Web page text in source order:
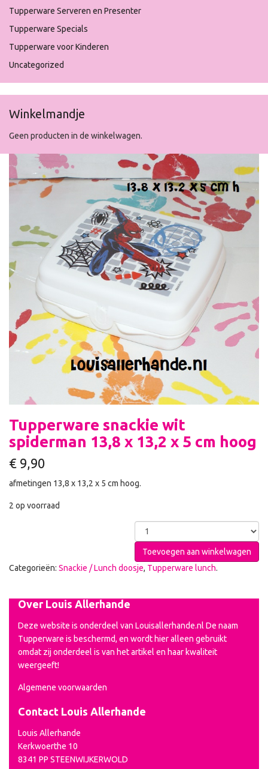
Tupperware Serveren en Presenter
Tupperware Specials
Tupperware voor Kinderen
Uncategorized
Winkelmandje
Geen producten in de winkelwagen.
Tupperware snackie wit
spiderman 13,8 x 13,2 x 5 cm hoog
€ 9,90
afmetingen 13,8 x 13,2 x 5 cm hoog.
2 op voorraad
Toevoegen aan winkelwagen
Categorieën: Snackie / Lunch doosje, Tupperware lunch.
Over Louis Allerhande
Deze website is onderdeel van Louisallerhande.nl De naam
Tupperware is beschermd, en wordt hier alleen gebruikt
omdat zij onderdeel is van het artikel en haar kwaliteit
weergeeft!
Algemene voorwaarden
Contact Louis Allerhande
Louis Allerhande
Kerkwoerthe 10
8341 PP STEENWIJKERWOLD